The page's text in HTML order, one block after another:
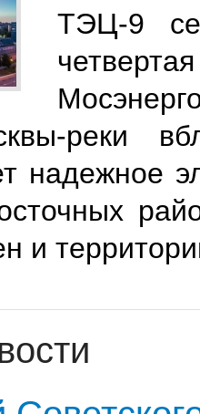
ТЭЦ-9
реки
надежное
и